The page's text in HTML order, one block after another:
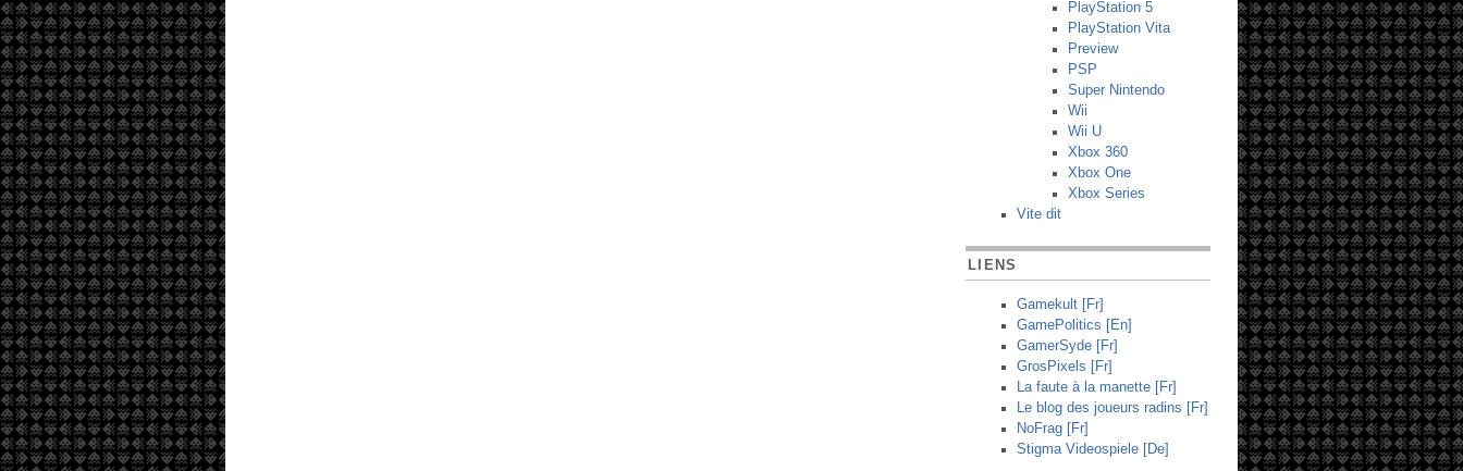
PlayStation 5
PlayStation Vita
Preview
PSP
Super Nintendo
Wii
Wii U
Xbox 360
Xbox One
Xbox Series
Vite dit
LIENS
Gamekult [Fr]
GamePolitics [En]
GamerSyde [Fr]
GrosPixels [Fr]
La faute à la manette [Fr]
Le blog des joueurs radins [Fr]
NoFrag [Fr]
Stigma Videospiele [De]